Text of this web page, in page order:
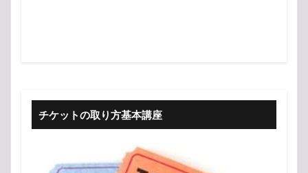
チケットの取り方基本講座